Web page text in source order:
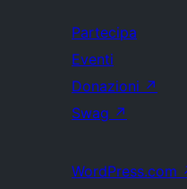
Partecipa
Eventi
Donazioni ↗
Swag ↗
WordPress.com